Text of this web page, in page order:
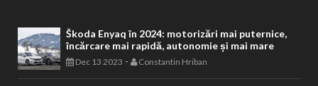
Škoda Enyaq în 2024: motorizări mai puternice,
încărcare mai rapidă, autonomie și mai mare
Dec 13 2023 - Constantin Hriban